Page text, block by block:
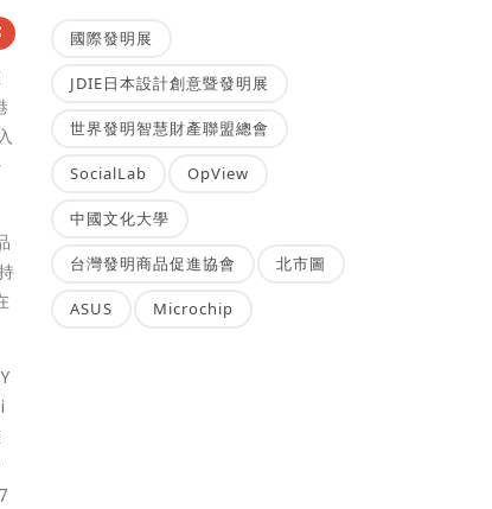
國際發明展
JDIE日本設計創意暨發明展
世界發明智慧財產聯盟總會
SocialLab OpView
中國文化大學
台灣發明商品促進協會 北市圖
ASUS Microchip